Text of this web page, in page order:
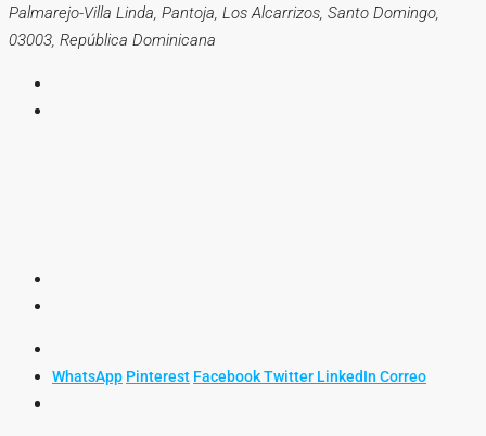
Palmarejo-Villa Linda, Pantoja, Los Alcarrizos, Santo Domingo,
03003, República Dominicana
WhatsApp Pinterest FacebookTwitter LinkedIn Correo